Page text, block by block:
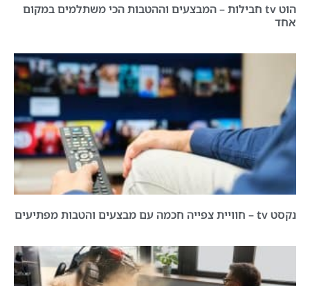
הוט tv חבילות – המבצעים וההטבות הכי משתלמים במקום
אחד
נקסט tv – חוויית צפייה חכמה עם מבצעים והטבות מפתיעים